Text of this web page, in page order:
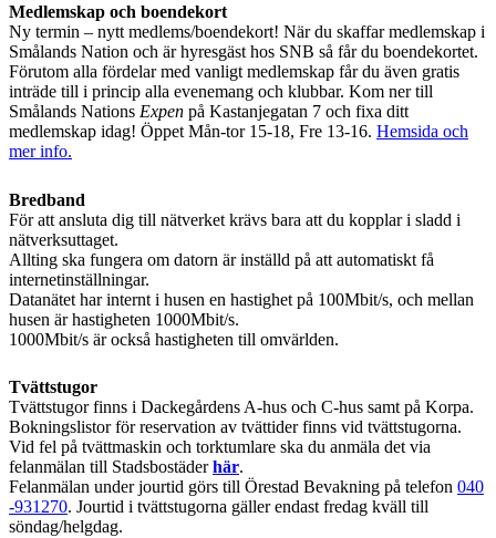
Medlemskap och boendekort
Ny termin – nytt medlems/boendekort! När du skaffar medlemskap i
Smålands Nation och är hyresgäst hos SNB så får du boendekortet.
Förutom alla fördelar med vanligt medlemskap får du även gratis
inträde till i princip alla evenemang och klubbar. Kom ner till
Smålands Nations Expen på Kastanjegatan 7 och fixa ditt
medlemskap idag! Öppet Mån-tor 15-18, Fre 13-16. Hemsida och
mer info.
Bredband
För att ansluta dig till nätverket krävs bara att du kopplar i sladd i
nätverksuttaget.
Allting ska fungera om datorn är inställd på att automatiskt få
internetinställningar.
Datanätet har internt i husen en hastighet på 100Mbit/s, och mellan
husen är hastigheten 1000Mbit/s.
1000Mbit/s är också hastigheten till omvärlden.
Tvättstugor
Tvättstugor finns i Dackegårdens A-hus och C-hus samt på Korpa.
Bokningslistor för reservation av tvättider finns vid tvättstugorna.
Vid fel på tvättmaskin och torktumlare ska du anmäla det via
felanmälan till Stadsbostäderhär.
Felanmälan under jourtid görs till Örestad Bevakning på telefon 040
-931270. Jourtid i tvättstugorna gäller endast fredag kväll till
söndag/helgdag.